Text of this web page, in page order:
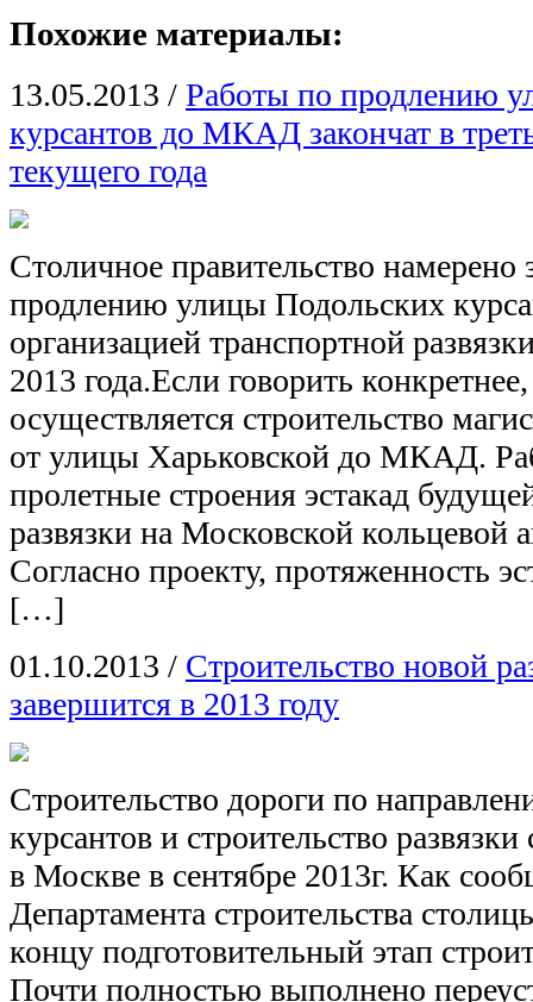
Похожие материалы:
13.05.2013 / Работы по продлению
курсантов до МКАД закончат в
текущего года
Столичное правительство намерено
продлению улицы Подольских
организацией транспортной
2013 года.Если говорить
осуществляется строительство
от улицы Харьковской до МКАД.
пролетные строения эстакад
развязки на Московской кольцевой
Согласно проекту, протяженность
[…]
01.10.2013 / Строительство новой
завершится в 2013 году
Строительство дороги по
курсантов и строительство
в Москве в сентябре 2013г. Как
Департамента строительства
концу подготовительный этап
Почти полностью выполнено